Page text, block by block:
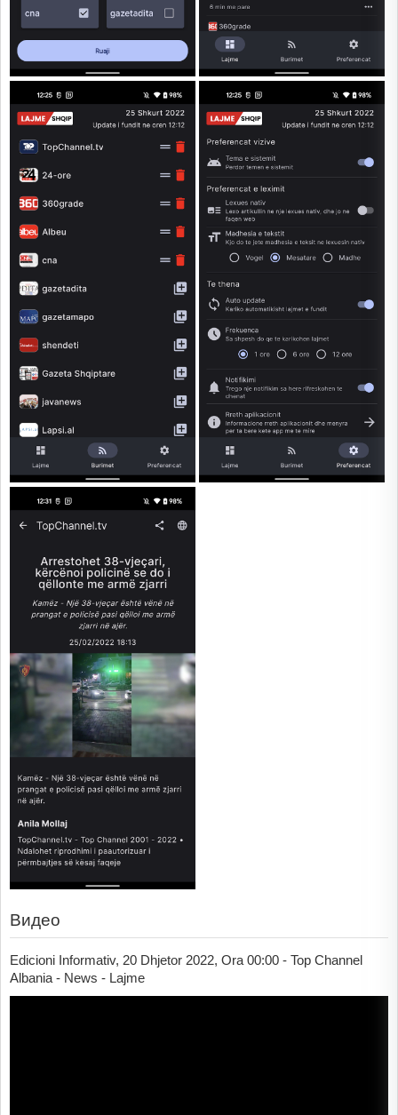
Видео
Edicioni Informativ, 20 Dhjetor 2022, Ora 00:00 - Top Channel
Albania - News - Lajme